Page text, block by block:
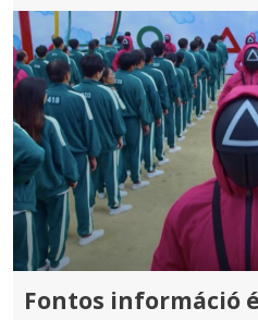
Fontos információ